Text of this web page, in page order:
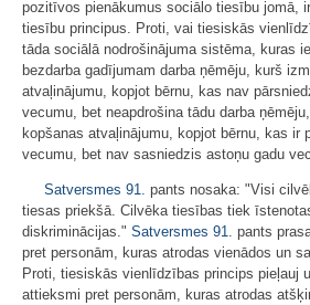
pozitīvos pienākumus sociālo tiesību jomā,
tiesību principus. Proti, vai tiesiskās
tāda sociālā nodrošinājuma sistēma, kuras
bezdarba gadījumam darba ņēmēju, kurš
atvaļinājumu, kopjot bērnu, kas nav
vecumu, bet neapdrošina tādu darba
kopšanas atvaļinājumu, kopjot bērnu, kas ir
vecumu, bet nav sasniedzis astoņu gadu
Satversmes 91. pants nosaka: "Visi
tiesas priekšā. Cilvēka tiesības tiek
diskriminācijas." Satversmes 91. pants
pret personām, kuras atrodas vienādos un
Proti, tiesiskās vienlīdzības princips pieļauj
attieksmi pret personām, kuras atrodas